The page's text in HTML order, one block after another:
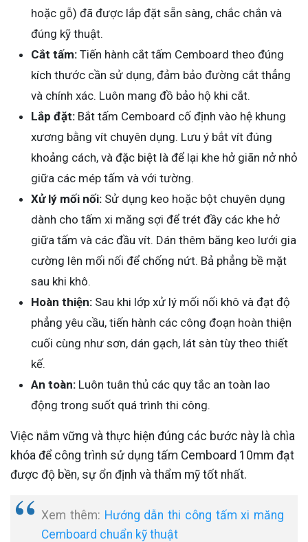
hoặc gỗ) đã được lắp đặt sẵn sàng, chắc chắn và
đúng kỹ thuật.
Cắt tấm: Tiến hành cắt tấm Cemboard theo đúng
kích thước cần sử dụng, đảm bảo đường cắt thẳng
và chính xác. Luôn mang đồ bảo hộ khi cắt.
Lắp đặt: Bắt tấm Cemboard cố định vào hệ khung
xương bằng vít chuyên dụng. Lưu ý bắt vít đúng
khoảng cách, và đặc biệt là để lại khe hở giãn nở nhỏ
giữa các mép tấm và với tường.
Xử lý mối nối: Sử dụng keo hoặc bột chuyên dụng
dành cho tấm xi măng sợi để trét đầy các khe hở
giữa tấm và các đầu vít. Dán thêm băng keo lưới gia
cường lên mối nối để chống nứt. Bả phẳng bề mặt
sau khi khô.
Hoàn thiện: Sau khi lớp xử lý mối nối khô và đạt độ
phẳng yêu cầu, tiến hành các công đoạn hoàn thiện
cuối cùng như sơn, dán gạch, lát sàn tùy theo thiết
kế.
An toàn: Luôn tuân thủ các quy tắc an toàn lao
động trong suốt quá trình thi công.
Việc nắm vững và thực hiện đúng các bước này là chìa
khóa để công trình sử dụng tấm Cemboard 10mm đạt
được độ bền, sự ổn định và thẩm mỹ tốt nhất.
Xem thêm: Hướng dẫn thi công tấm xi măng
Cemboard chuẩn kỹ thuật